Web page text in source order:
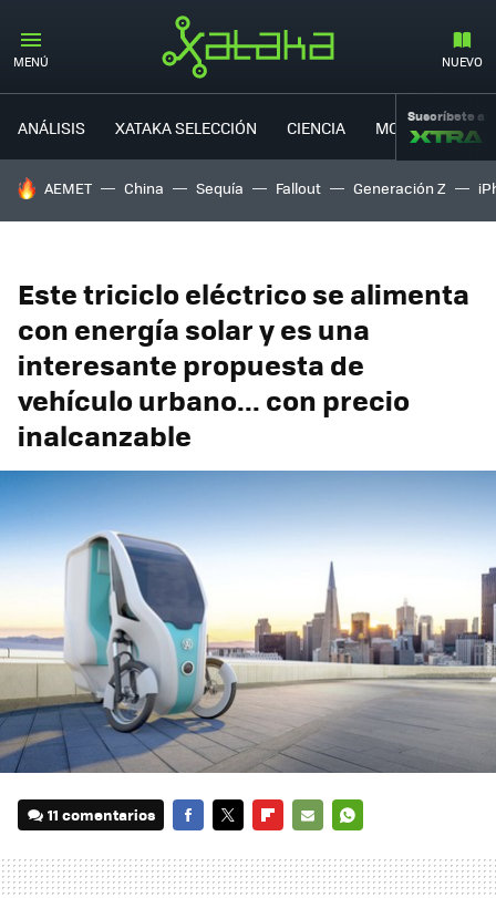
MENÚ NUEVO
ANÁLISIS XATAKA SELECCIÓN CIENCIA MOVILIDAD
Suscríbete a
HOY SE HABLA DE
AEMET China Sequía Fallout Generación Z
Este triciclo eléctrico se alimenta
con energía solar y es una
interesante propuesta de
vehículo urbano... con precio
inalcanzable
11 comentarios
MAIL